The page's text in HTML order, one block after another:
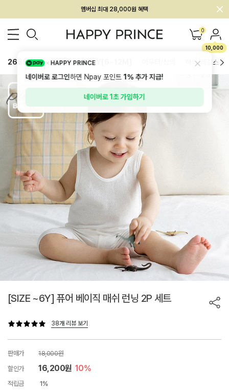
회원전용 아울렛, 가입하면 ~60% 할인!
멤버십 최대 28,000원 혜택 0
10,000
26SS 신상 BEST BABY[6~12M] 하의/레깅스
[SIZE ~6Y] 퓨어 베이직 매쉬 런닝 2P 세트
38개 리뷰 보기
판매가
18,000원
할인가
16,200원 10%
적립금 1%
HAPPY PRINCE
네이버로 로그인하면 Npay 포인트1%추가 지급!
네이버로 1초 가입하기